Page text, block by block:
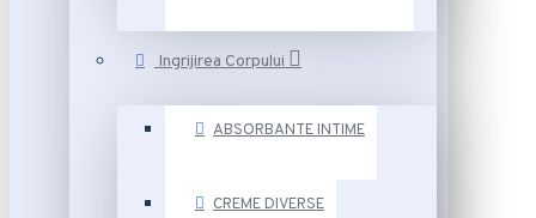
Ingrijirea Corpului
ABSORBANTE INTIME
CREME DIVERSE